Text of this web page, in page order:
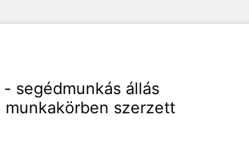
segédmunkás állás
munkakörben szerzett